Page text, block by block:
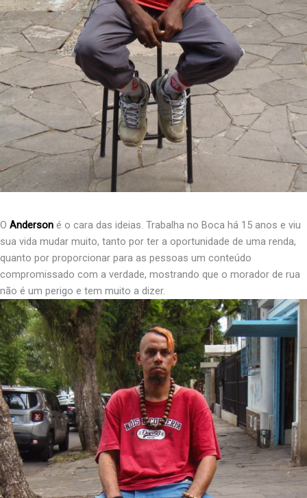
O Anderson é o cara das ideias. Trabalha no Boca há 15 anos e viu
sua vida mudar muito, tanto por ter a oportunidade de uma renda,
quanto por proporcionar para as pessoas um conteúdo
compromissado com a verdade, mostrando que o morador de rua
não é um perigo e tem muito a dizer.